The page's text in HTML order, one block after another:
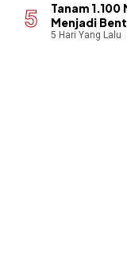
Tanam
Menjadi
5 Hari Yang Lalu